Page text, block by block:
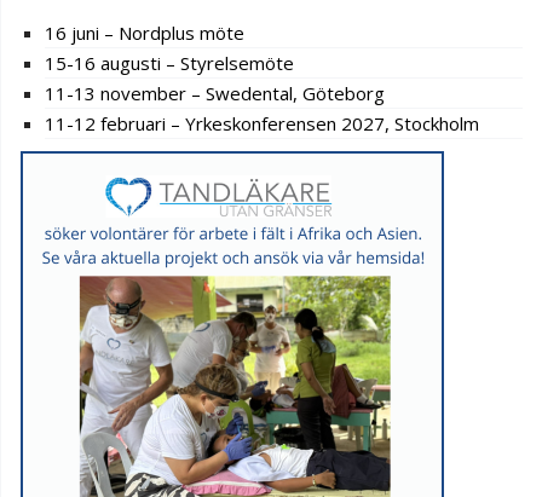
16 juni – Nordplus möte
15-16 augusti – Styrelsemöte
11-13 november – Swedental, Göteborg
11-12 februari – Yrkeskonferensen 2027, Stockholm